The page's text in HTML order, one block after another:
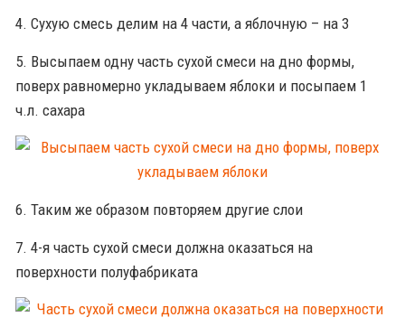
4. Сухую смесь делим на 4 части, а яблочную – на 3
5. Высыпаем одну часть сухой смеси на дно формы,
поверх равномерно укладываем яблоки и посыпаем 1
ч.л. сахара
6. Таким же образом повторяем другие слои
7. 4-я часть сухой смеси должна оказаться на
поверхности полуфабриката